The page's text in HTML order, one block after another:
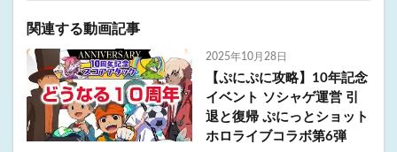
関連する動画記事
2025年10月28日
【ぷにぷに攻略】10年記念
イベント ソシャゲ運営 引
退と復帰 ぷにっとショット
ホロライブコラボ第6弾